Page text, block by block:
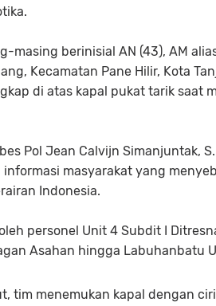
berinisial AN (43), AM
Kecamatan Pane Hilir, Kota
di atas kapal pukat tarik saat
Pol Jean Calvijn Simanjuntak,
masyarakat yang
Indonesia.
personel Unit 4 Subdit I
Asahan hingga Labuhanbatu
tim menemukan kapal dengan